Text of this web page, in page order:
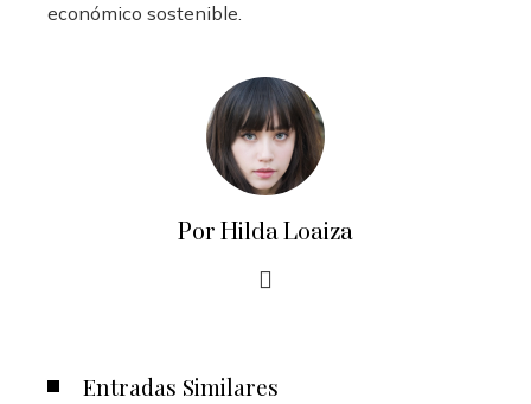
económico sostenible.
Por Hilda Loaiza
Entradas Similares